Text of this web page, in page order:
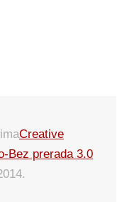
Creative
Bez prerada 3.0